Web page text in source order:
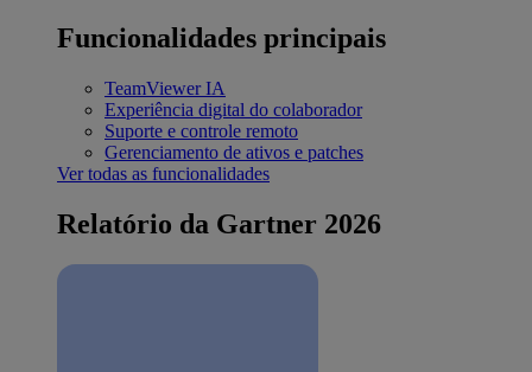
Funcionalidades principais
TeamViewer IA
Experiência digital do colaborador
Suporte e controle remoto
Gerenciamento de ativos e patches
Ver todas as funcionalidades
Relatório da Gartner 2026